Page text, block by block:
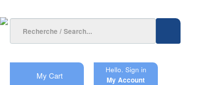
My Cart
Hello. Sign in
My Account